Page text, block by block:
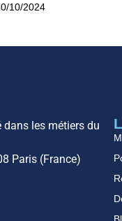
10/2024
les métiers du
Paris (France)